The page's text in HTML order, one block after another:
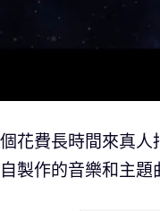
花費長時間來真
製作的音樂和主